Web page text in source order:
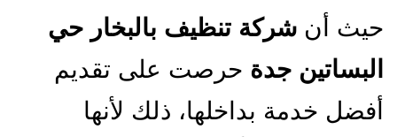
حيث أن شركة تنظيف بالبخار حي
البساتين جدة حرصت على تقديم
أفضل خدمة بداخلها، ذلك لأنها